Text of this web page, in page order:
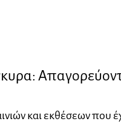
και εκθέσεων που